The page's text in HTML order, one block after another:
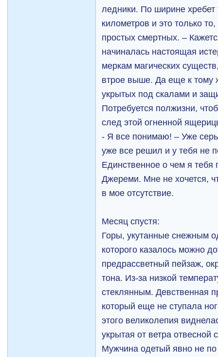
ледники. По ширине хребет
километров и это только
простых смертных. –
начиналась настоящая
меркам магических
втрое выше. Да еще к тому
укрытых под скалами и
Потребуется полжизни,
след этой огненной
- Я все понимаю! – Уже
уже все решил и у тебя не
Единственное о чем я тебя
Джереми. Мне не хочется,
в мое отсутствие.
Месяц спустя:
Горы, укутанные снежным
которого казалось можно
предрассветный пейзаж,
тона. Из-за низкой
стеклянным. Девственная
который еще не ступала
этого великолепия
укрытая от ветра отвесной
Мужчина одетый явно не